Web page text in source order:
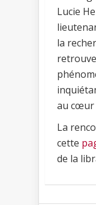
Lucie
la
au cœur
La
cette
de la